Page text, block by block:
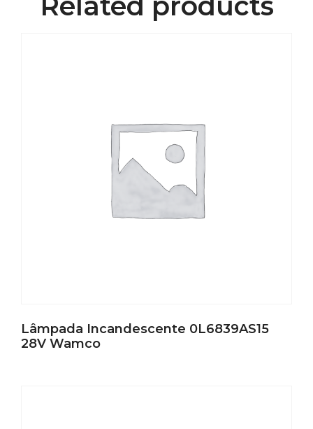
Lâmpada Incandescente 0L6839AS15
28V Wamco